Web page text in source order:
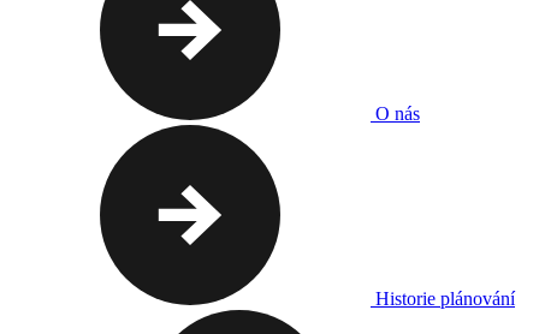
O nás
Historie plánování